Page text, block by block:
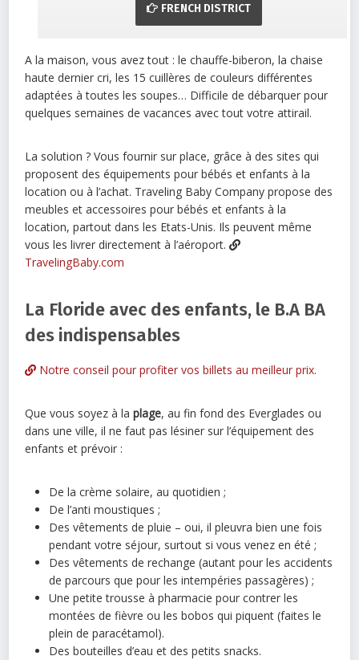
FRENCH DISTRICT
A la maison, vous avez tout : le chauffe-biberon, la chaise
haute dernier cri, les 15 cuillères de couleurs différentes
adaptées à toutes les soupes… Difficile de débarquer pour
quelques semaines de vacances avec tout votre attirail.
La solution ? Vous fournir sur place, grâce à des sites qui
proposent des équipements pour bébés et enfants à la
location ou à l’achat. Traveling Baby Company propose des
meubles et accessoires pour bébés et enfants à la
location, partout dans les Etats-Unis. Ils peuvent même
vous les livrer directement à l’aéroport.
TravelingBaby.com
La Floride avec des enfants, le B.A BA
des indispensables
Notre conseil pour profiter vos billets au meilleur prix.
Que vous soyez à laplage, au fin fond des Everglades ou
dans une ville, il ne faut pas lésiner sur l’équipement des
enfants et prévoir :
De la crème solaire, au quotidien ;
De l’anti moustiques ;
Des vêtements de pluie – oui, il pleuvra bien une fois
pendant votre séjour, surtout si vous venez en été ;
Des vêtements de rechange (autant pour les accidents
de parcours que pour les intempéries passagères) ;
Une petite trousse à pharmacie pour contrer les
montées de fièvre ou les bobos qui piquent (faites le
plein de paracétamol).
Des bouteilles d’eau et des petits snacks.